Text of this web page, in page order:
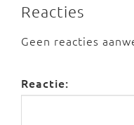
Reacties
Geen reacties
Reactie: